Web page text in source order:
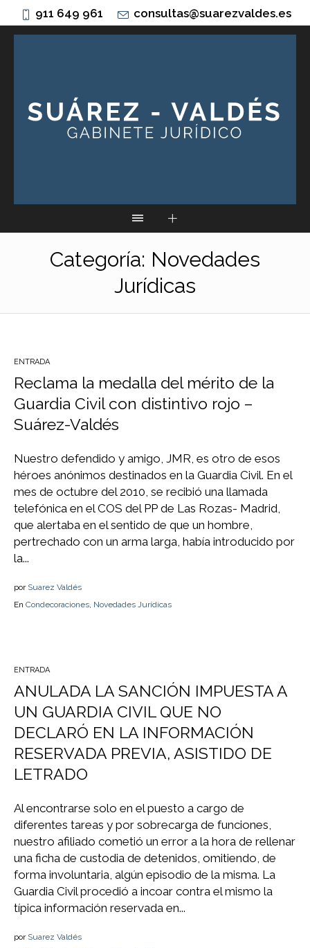
911 649 961 consultas@suarezvaldes.es
Categoría: Novedades
Jurídicas
ENTRADA
Reclama la medalla del mérito de la
Guardia Civil con distintivo rojo –
Suárez-Valdés
Nuestro defendido y amigo, JMR, es otro de esos
héroes anónimos destinados en la Guardia Civil. En el
mes de octubre del 2010, se recibió una llamada
telefónica en el COS del PP de Las Rozas- Madrid,
que alertaba en el sentido de que un hombre,
pertrechado con un arma larga, había introducido por
la...
por Suarez Valdés
En Condecoraciones Novedades Jurídicas
ENTRADA
ANULADA LA SANCIÓN IMPUESTA A
UN GUARDIA CIVIL QUE NO
DECLARÓ EN LA INFORMACIÓN
RESERVADA PREVIA, ASISTIDO DE
LETRADO
Al encontrarse solo en el puesto a cargo de
diferentes tareas y por sobrecarga de funciones,
nuestro afiliado cometió un error a la hora de rellenar
una ficha de custodia de detenidos, omitiendo, de
forma involuntaria, algún episodio de la misma. La
Guardia Civil procedió a incoar contra el mismo la
típica información reservada en...
por Suarez Valdés